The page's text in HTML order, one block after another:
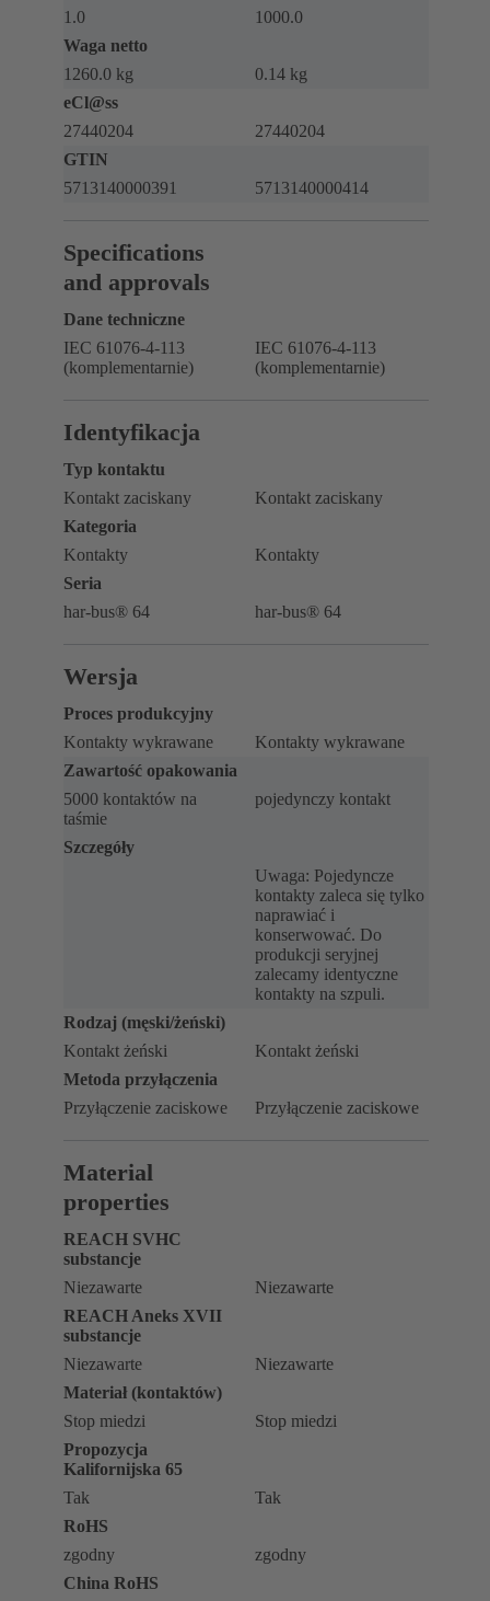
1.0
1000.0
Waga netto
1260.0 kg
0.14 kg
eCl@ss
27440204
27440204
GTIN
5713140000391
5713140000414
Specifications
and approvals
Dane techniczne
IEC 61076-4-113
(komplementarnie)
IEC 61076-4-113
(komplementarnie)
Identyfikacja
Typ kontaktu
Kontakt zaciskany
Kontakt zaciskany
Kategoria
Kontakty
Kontakty
Seria
har-bus® 64
har-bus® 64
Wersja
Proces produkcyjny
Kontakty wykrawane
Kontakty wykrawane
Zawartość opakowania
5000 kontaktów na
taśmie
pojedynczy kontakt
Szczegóły
Uwaga: Pojedyncze
kontakty zaleca się tylko
naprawiać i
konserwować. Do
produkcji seryjnej
zalecamy identyczne
kontakty na szpuli.
Rodzaj (męski/żeński)
Kontakt żeński
Kontakt żeński
Metoda przyłączenia
Przyłączenie zaciskowe
Przyłączenie zaciskowe
Material
properties
REACH SVHC
substancje
Niezawarte
Niezawarte
REACH Aneks XVII
substancje
Niezawarte
Niezawarte
Materiał (kontaktów)
Stop miedzi
Stop miedzi
Propozycja
Kalifornijska 65
Tak
Tak
RoHS
zgodny
zgodny
China RoHS